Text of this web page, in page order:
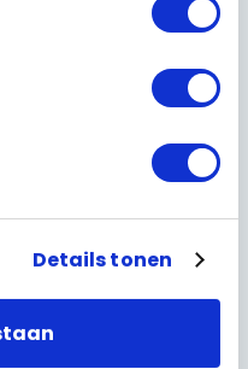
Details tonen
→
→
→